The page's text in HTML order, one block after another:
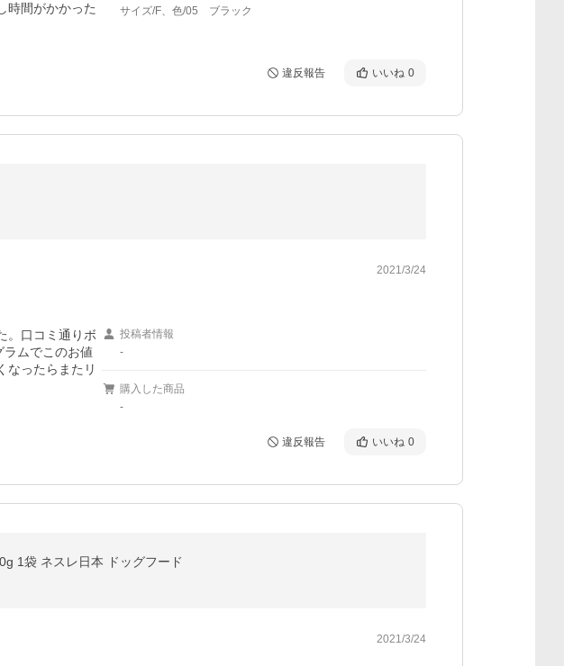
時間がかかった
サイズ/F、色/05 ブラック
違反報告 いいね 0
2021/3/24
。口コミ通りボ
ラムでこのお値
なったらまたリ
投稿者情報
-
購入した商品
-
違反報告 いいね 0
1袋 ネスレ日本 ドッグフード
2021/3/24